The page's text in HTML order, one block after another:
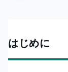
はじめに